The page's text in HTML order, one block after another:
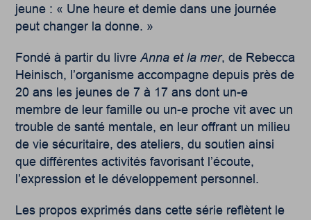
jeune : « Une heure et demie dans une journée
peut changer la donne. »
Fondé à partir du livreAnna et la mer, de Rebecca
Heinisch, l’organisme accompagne depuis près de
20 ans les jeunes de 7 à 17 ans dont un-e
membre de leur famille ou un-e proche vit avec un
trouble de santé mentale, en leur offrant un milieu
de vie sécuritaire, des ateliers, du soutien ainsi
que différentes activités favorisant l’écoute,
l’expression et le développement personnel.
Les propos exprimés dans cette série reflètent le